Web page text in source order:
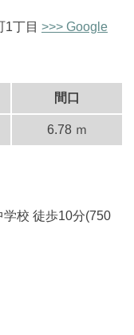
1丁目 >>> Google
間口
6.78 ｍ
学校 徒歩10分(750